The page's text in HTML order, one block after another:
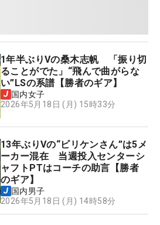
1年半ぶりVの桑木志帆 「振り切
ることがでた」“飛んで曲がらな
い”LSの系譜【勝者のギア】
国内女子
2026年5月18日 (月) 15時33分
13年ぶりVの“ビリケンさん”は5メ
ーカー混在 当週投入センターシ
ャフトPTはコーチの助言【勝者
のギア】
国内男子
2026年5月18日 (月) 14時58分